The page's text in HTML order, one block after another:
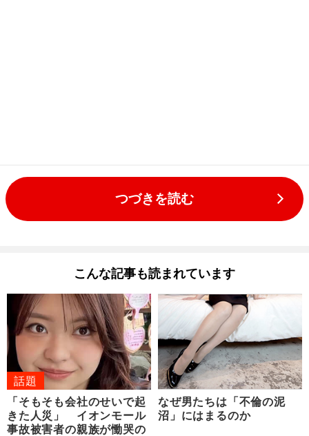
つづきを読む
こんな記事も読まれています
話題
「そもそも会社のせいで起
きた人災」 イオンモール
事故被害者の親族が慟哭の
なぜ男たちは「不倫の泥
沼」にはまるのか